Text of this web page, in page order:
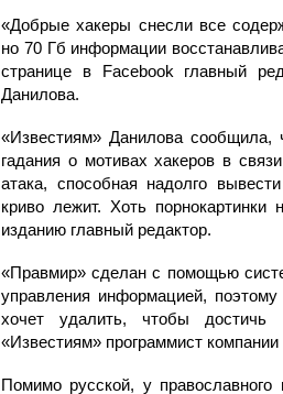
«Добрые хакеры снесли все
но 70 Гб информации
странице в Facebook главный
Данилова.
«Известиям» Данилова
гадания о мотивах хакеров в
атака, способная надолго
криво лежит. Хоть
изданию главный редактор.
«Правмир» сделан с помощью
управления информацией,
хочет удалить, чтобы достичь
«Известиям» программист
Помимо русской, у